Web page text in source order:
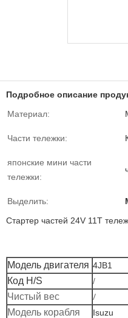
Подробное описание
Материал:
Части тележки:
японские мини части
тележки:
Выделить:
Стартер частей 24V 11T
Модель двигателя 4JB1
Код H/S /
Чистый вес /
Модель корабля Isuzu